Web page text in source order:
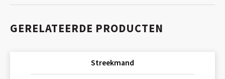
GERELATEERDE PRODUCTEN
Streekmand